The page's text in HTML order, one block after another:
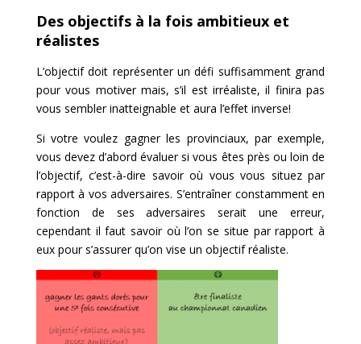
Des objectifs à la fois ambitieux et
réalistes
L’objectif doit représenter un défi suffisamment grand
pour vous motiver mais, s’il est irréaliste, il finira pas
vous sembler inatteignable et aura l’effet inverse!
Si votre voulez gagner les provinciaux, par exemple,
vous devez d’abord évaluer si vous êtes près ou loin de
l’objectif, c’est-à-dire savoir où vous vous situez par
rapport à vos adversaires. S’entraîner constamment en
fonction de ses adversaires serait une erreur,
cependant il faut savoir où l’on se situe par rapport à
eux pour s’assurer qu’on vise un objectif réaliste.